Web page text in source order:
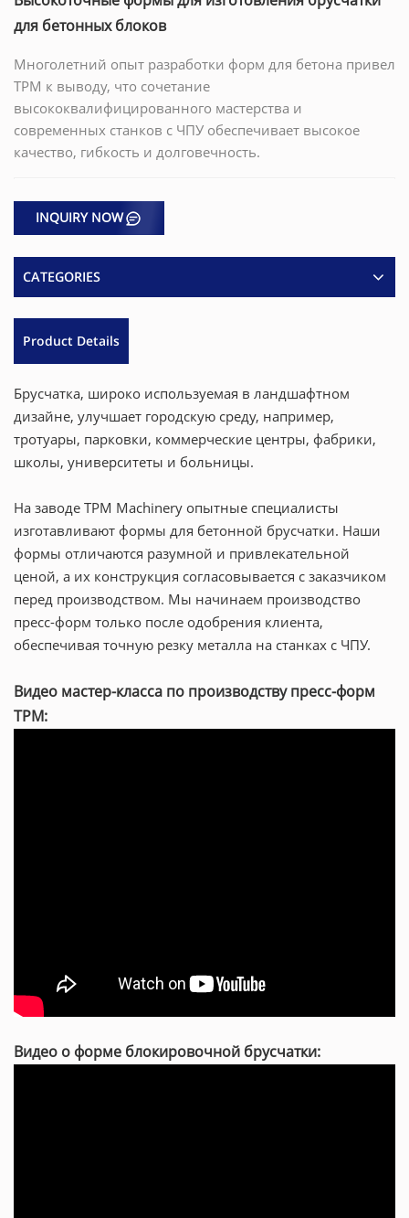
для бетонных блоков
Многолетний опыт разработки форм для бетона привел
TPM к выводу, что сочетание
высококвалифицированного мастерства и
современных станков с ЧПУ обеспечивает высокое
качество, гибкость и долговечность.
INQUIRY NOW
CATEGORIES
Product Details
Брусчатка, широко используемая в ландшафтном
дизайне, улучшает городскую среду, например,
тротуары, парковки, коммерческие центры, фабрики,
школы, университеты и больницы.
На заводе TPM Machinery опытные специалисты
изготавливают формы для бетонной брусчатки. Наши
формы отличаются разумной и привлекательной
ценой, а их конструкция согласовывается с заказчиком
перед производством. Мы начинаем производство
пресс-форм только после одобрения клиента,
обеспечивая точную резку металла на станках с ЧПУ.
Видео мастер-класса по производству пресс-форм
TPM:
Видео о форме блокировочной брусчатки: